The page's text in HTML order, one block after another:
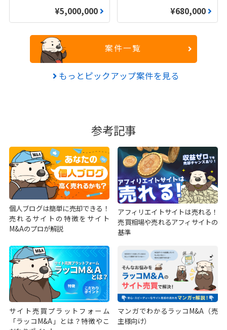
¥5,000,000 ¥680,000
案件一覧
もっとピックアップ案件を見る
参考記事
個人ブログは簡単に売却できる！
売れるサイトの特徴をサイト
M&Aのプロが解説
アフィリエイトサイトは売れる！
売買相場や売れるアフィサイトの
基準
サイト売買プラットフォーム
「ラッコM&A」とは？特徴やこ
マンガでわかるラッコM&A（売
主様向け）